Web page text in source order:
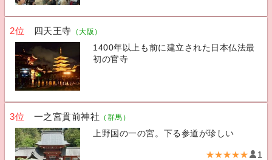
2位 四天王寺 （大阪）
1400年以上も前に建立された日本仏法最
初の官寺
3位 一之宮貫前神社 （群馬）
上野国の一の宮。下る参道が珍しい
★★★★★ 1